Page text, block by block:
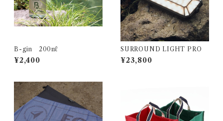
B-gin 200㎖
¥2,400
SURROUND LIGHT PRO
¥23,800